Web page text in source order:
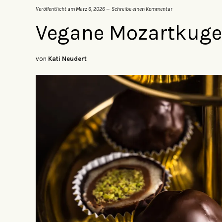
Veröffentlicht am März 6, 2026 Schreibe einen Kommentar
Vegane
von Kati Neudert